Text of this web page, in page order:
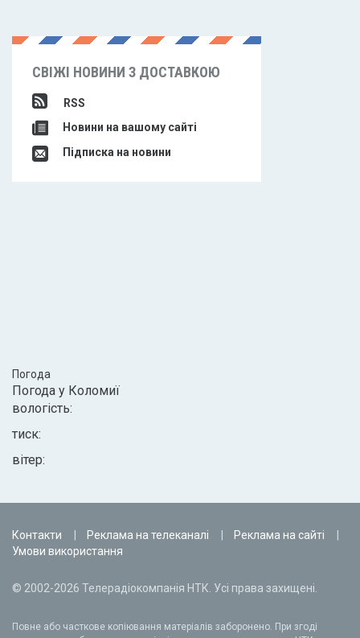
СВІЖІ НОВИНИ З ДОСТАВКОЮ
RSS
Новини на вашому сайті
Підписка на новини
Погода
Погода у Коломиї
вологість:
тиск:
вітер:
Контакти Реклама на телеканалі
Реклама на сайті
Умови використання
© 2002-2026 Телерадіокомпанія НТК. Усі права захищені.
Повне або часткове копіювання матеріалів заборонено. При згоді